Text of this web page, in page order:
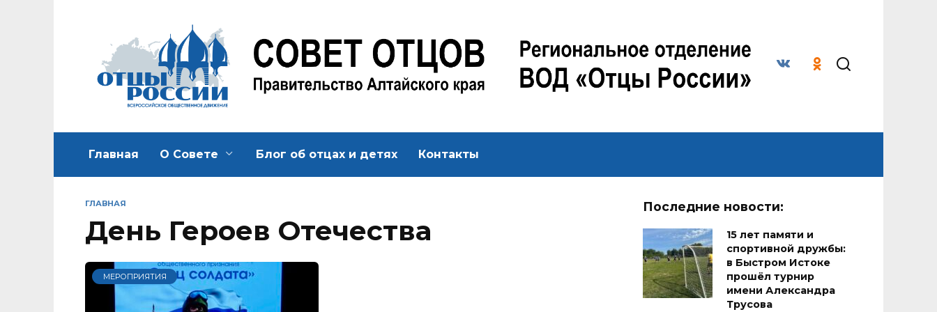
Главная О Совете Блог об отцах и детях Контакты
ГЛАВНАЯ
День Героев Отечества
МЕРОПРИЯТИЯ
Последние новости:
15 лет памяти и
спортивной дружбы:
в Быстром Истоке
прошёл турнир
имени Александра
Трусова